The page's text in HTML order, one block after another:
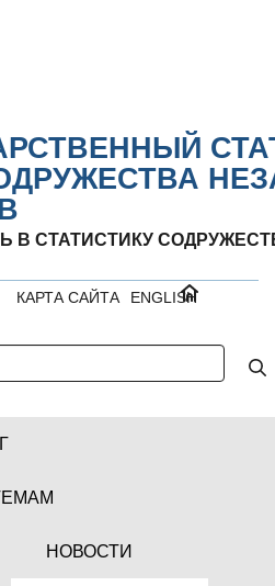
В СТАТИСТИКУ
ENGLISH
КАРТА САЙТА
НОВОСТИ